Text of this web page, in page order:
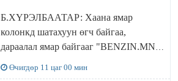
Б.ХҮРЭЛБААТАР: Хаана ямар
колонкд шатахуун өгч байгаа,
дараалал ямар байгааг "BENZIN.MN”
Өчигдөр 11 цаг 00 мин